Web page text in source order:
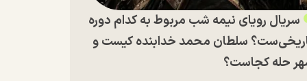
سریال رویای نیمه شب مربوط به کدام دوره
سلطان محمد خدابنده کیست و
حله کجاست؟